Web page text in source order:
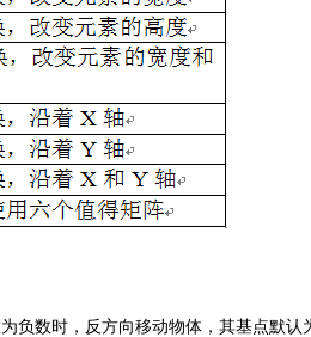
负数时，反方向移动物体，其基点默认